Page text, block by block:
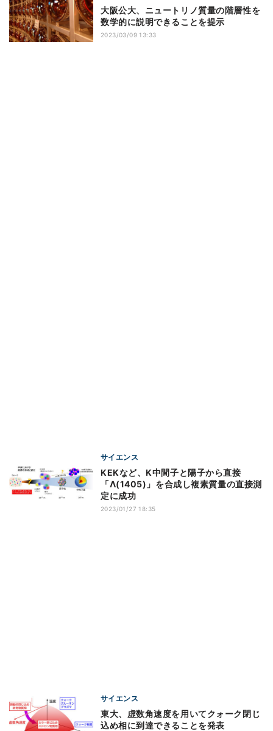
大阪公大、ニュートリノ質量の階層性を
数学的に説明できることを提示
2023/03/09 13:33
サイエンス
KEKなど、K中間子と陽子から直接
「Λ(1405)」を合成し複素質量の直接測
定に成功
2023/01/27 18:35
サイエンス
東大、虚数角速度を用いてクォーク閉じ
込め相に到達できることを発表